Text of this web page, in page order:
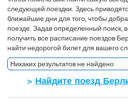
следующей поездки. Здесь
ближайшие дни для того, чтобы
поезде. Задав определенный поиск,
получить все расписание поездов
найти недорогой билет для вашего
Никаких результатов не найдено
> Найдите поезд